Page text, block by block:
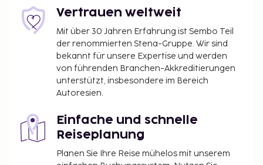
Vertrauen weltweit
Mit über 30 Jahren Erfahrung ist Sembo Teil
der renommierten Stena-Gruppe. Wir sind
bekannt für unsere Expertise und werden
von führenden Branchen-Akkreditierungen
unterstützt, insbesondere im Bereich
Autoresien.
Einfache und schnelle
Reiseplanung
Planen Sie Ihre Reise mühelos mit unserem